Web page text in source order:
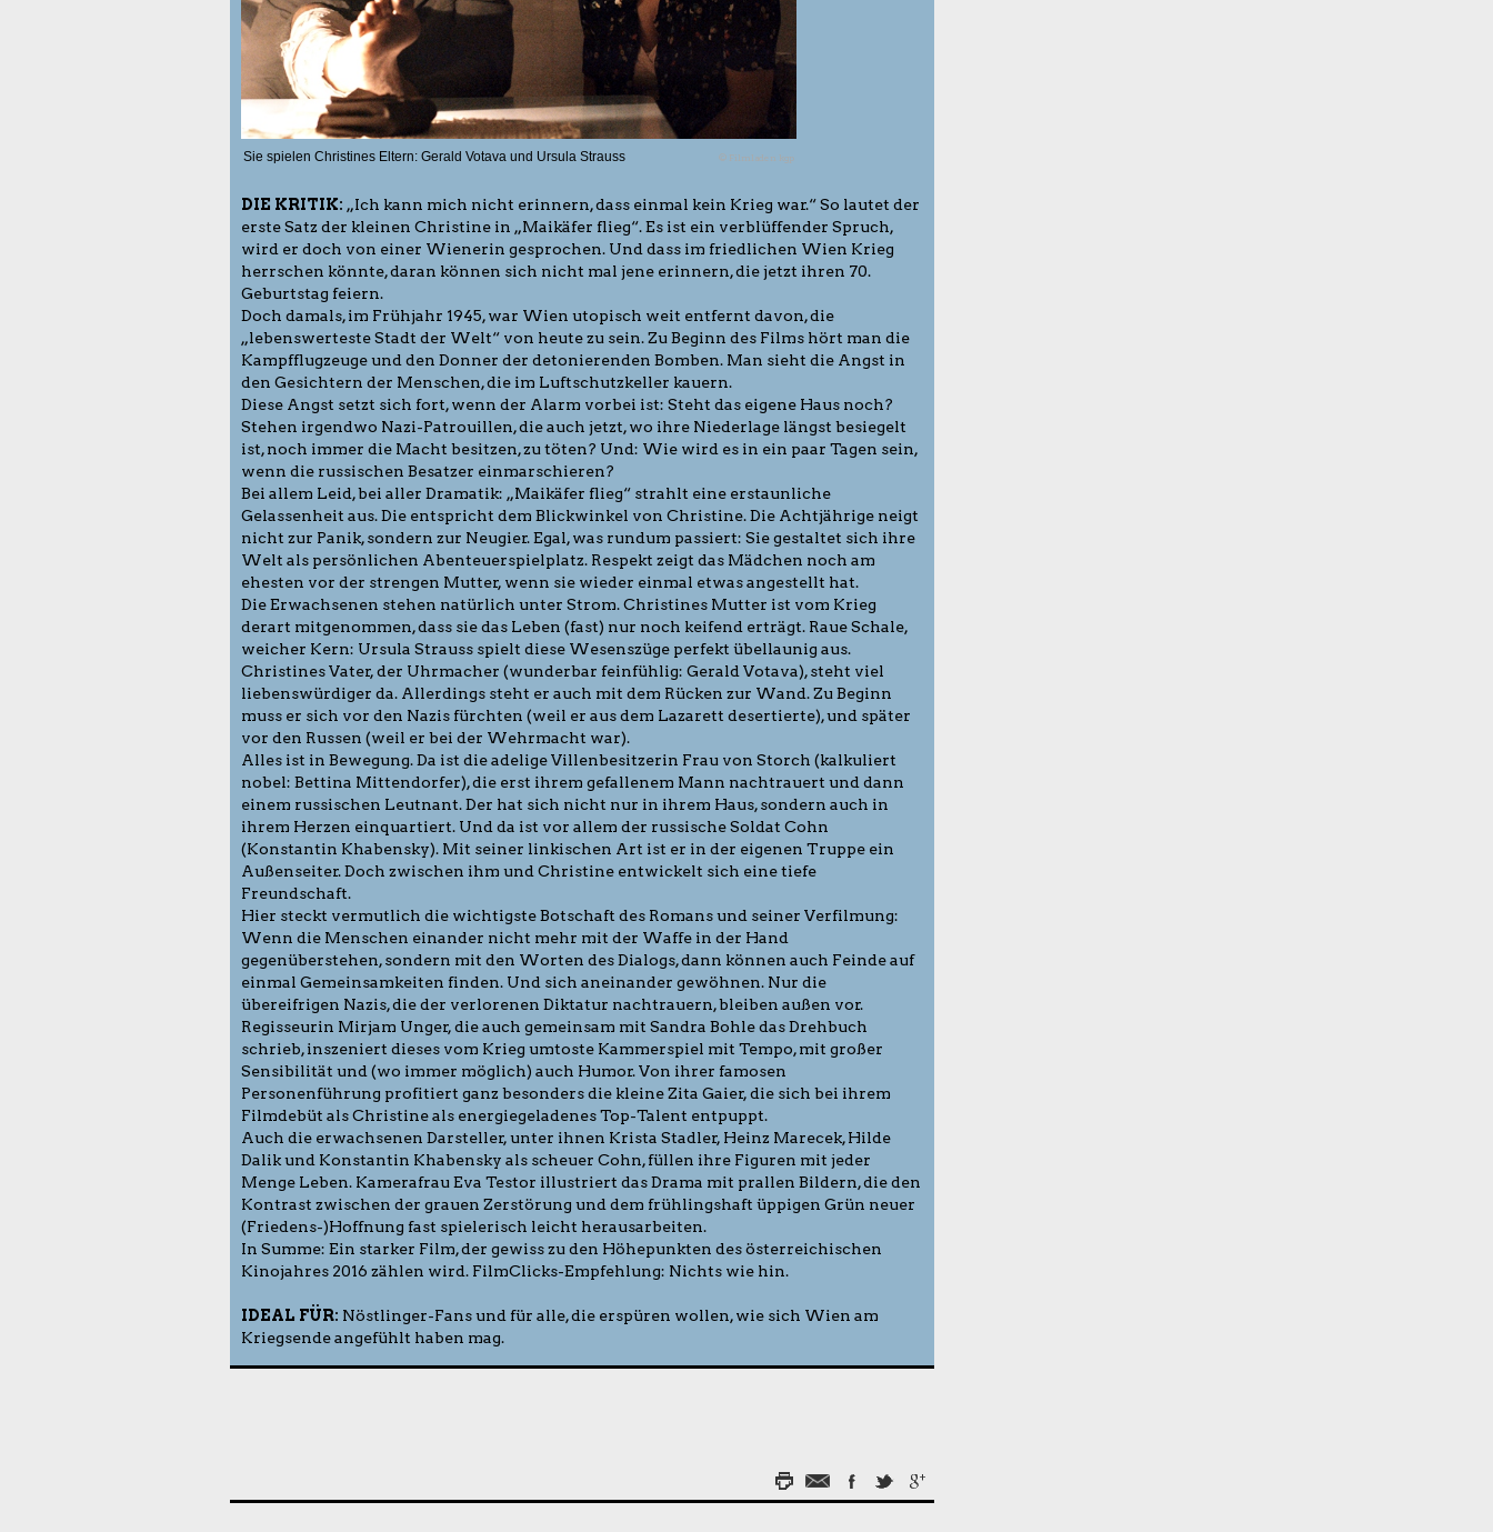
Sie spielen Christines Eltern: Gerald Votava und Ursula Strauss © Filmladen kgp
DIE KRITIK: „Ich kann mich nicht erinnern, dass einmal kein Krieg war.“ So lautet der
erste Satz der kleinen Christine in „Maikäfer flieg“. Es ist ein verblüffender Spruch,
wird er doch von einer Wienerin gesprochen. Und dass im friedlichen Wien Krieg
herrschen könnte, daran können sich nicht mal jene erinnern, die jetzt ihren 70.
Geburtstag feiern.
Doch damals, im Frühjahr 1945, war Wien utopisch weit entfernt davon, die
„lebenswerteste Stadt der Welt“ von heute zu sein. Zu Beginn des Films hört man die
Kampfflugzeuge und den Donner der detonierenden Bomben. Man sieht die Angst in
den Gesichtern der Menschen, die im Luftschutzkeller kauern.
Diese Angst setzt sich fort, wenn der Alarm vorbei ist: Steht das eigene Haus noch?
Stehen irgendwo Nazi-Patrouillen, die auch jetzt, wo ihre Niederlage längst besiegelt
ist, noch immer die Macht besitzen, zu töten? Und: Wie wird es in ein paar Tagen sein,
wenn die russischen Besatzer einmarschieren?
Bei allem Leid, bei aller Dramatik: „Maikäfer flieg“ strahlt eine erstaunliche
Gelassenheit aus. Die entspricht dem Blickwinkel von Christine. Die Achtjährige neigt
nicht zur Panik, sondern zur Neugier. Egal, was rundum passiert: Sie gestaltet sich ihre
Welt als persönlichen Abenteuerspielplatz. Respekt zeigt das Mädchen noch am
ehesten vor der strengen Mutter, wenn sie wieder einmal etwas angestellt hat.
Die Erwachsenen stehen natürlich unter Strom. Christines Mutter ist vom Krieg
derart mitgenommen, dass sie das Leben (fast) nur noch keifend erträgt. Raue Schale,
weicher Kern: Ursula Strauss spielt diese Wesenszüge perfekt übellaunig aus.
Christines Vater, der Uhrmacher (wunderbar feinfühlig: Gerald Votava), steht viel
liebenswürdiger da. Allerdings steht er auch mit dem Rücken zur Wand. Zu Beginn
muss er sich vor den Nazis fürchten (weil er aus dem Lazarett desertierte), und später
vor den Russen (weil er bei der Wehrmacht war).
Alles ist in Bewegung. Da ist die adelige Villenbesitzerin Frau von Storch (kalkuliert
nobel: Bettina Mittendorfer), die erst ihrem gefallenem Mann nachtrauert und dann
einem russischen Leutnant. Der hat sich nicht nur in ihrem Haus, sondern auch in
ihrem Herzen einquartiert. Und da ist vor allem der russische Soldat Cohn
(Konstantin Khabensky). Mit seiner linkischen Art ist er in der eigenen Truppe ein
Außenseiter. Doch zwischen ihm und Christine entwickelt sich eine tiefe
Freundschaft.
Hier steckt vermutlich die wichtigste Botschaft des Romans und seiner Verfilmung:
Wenn die Menschen einander nicht mehr mit der Waffe in der Hand
gegenüberstehen, sondern mit den Worten des Dialogs, dann können auch Feinde auf
einmal Gemeinsamkeiten finden. Und sich aneinander gewöhnen. Nur die
übereifrigen Nazis, die der verlorenen Diktatur nachtrauern, bleiben außen vor.
Regisseurin Mirjam Unger, die auch gemeinsam mit Sandra Bohle das Drehbuch
schrieb, inszeniert dieses vom Krieg umtoste Kammerspiel mit Tempo, mit großer
Sensibilität und (wo immer möglich) auch Humor. Von ihrer famosen
Personenführung profitiert ganz besonders die kleine Zita Gaier, die sich bei ihrem
Filmdebüt als Christine als energiegeladenes Top-Talent entpuppt.
Auch die erwachsenen Darsteller, unter ihnen Krista Stadler, Heinz Marecek, Hilde
Dalik und Konstantin Khabensky als scheuer Cohn, füllen ihre Figuren mit jeder
Menge Leben. Kamerafrau Eva Testor illustriert das Drama mit prallen Bildern, die den
Kontrast zwischen der grauen Zerstörung und dem frühlingshaft üppigen Grün neuer
(Friedens-)Hoffnung fast spielerisch leicht herausarbeiten.
In Summe: Ein starker Film, der gewiss zu den Höhepunkten des österreichischen
Kinojahres 2016 zählen wird. FilmClicks-Empfehlung: Nichts wie hin.
IDEAL FÜR: Nöstlinger-Fans und für alle, die erspüren wollen, wie sich Wien am
Kriegsende angefühlt haben mag.